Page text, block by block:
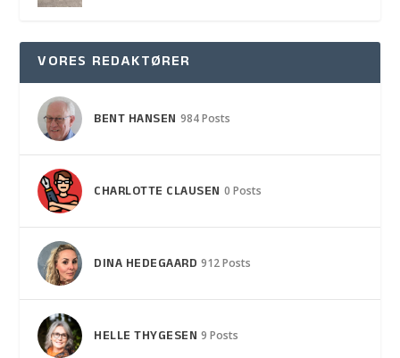
VORES REDAKTØRER
BENT HANSEN 984 Posts
CHARLOTTE CLAUSEN 0 Posts
DINA HEDEGAARD 912 Posts
HELLE THYGESEN 9 Posts